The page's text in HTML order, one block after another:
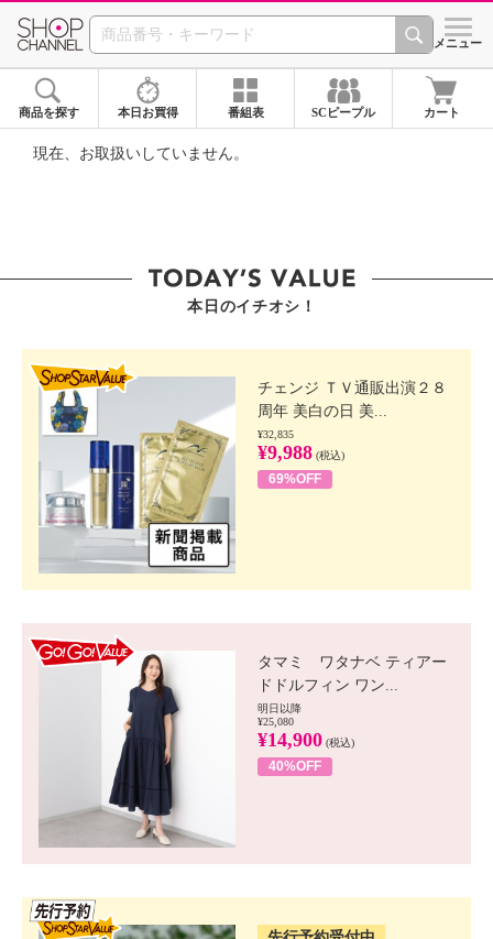
SHOP CHANNEL ショッ
メニュー
商品を探す 本日お買得 番組表 SCピープル カート
現在、お取扱いしていません。
本日のイチオシ！
チェンジ ＴＶ通販出演２８
周年 美白の日 美...
¥32,835
¥9,988 (税込)
69%OFF
タマミ ワタナベ ティアー
ドドルフィン ワン...
明日以降
¥25,080
¥14,900 (税込)
40%OFF